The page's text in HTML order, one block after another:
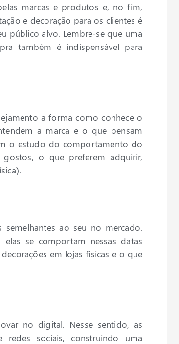
marcas e produtos e, no fim,
e decoração para os clientes é
público alvo. Lembre-se que uma
também é indispensável para
a forma como conhece o
a marca e o que pensam
o estudo do comportamento do
o que preferem adquirir,
ao seu no mercado.
se comportam nessas datas
em lojas físicas e o que
no digital. Nesse sentido, as
sociais, construindo uma